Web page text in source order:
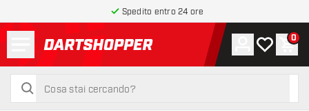
Spedito entro 24 ore
torna alla home page
cerca
cerca
Account
La mia0